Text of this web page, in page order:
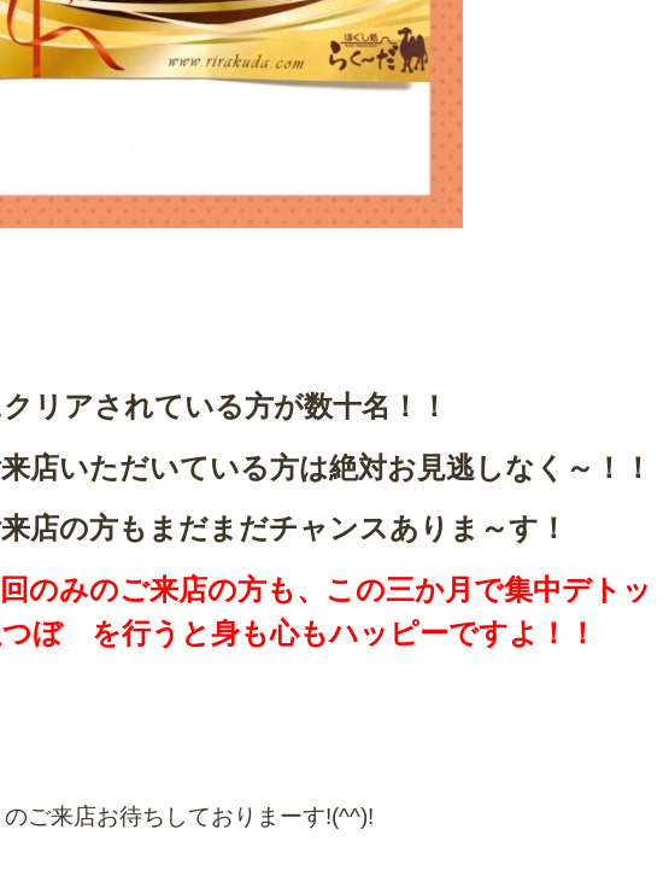
リアされている方が数十名！！
店いただいている方は絶対お見逃しなく～！！
店の方もまだまだチャンスありま～す！
回のみのご来店の方も、この三か月で集中デトッ
ぼ を行うと身も心もハッピーですよ！！
ご来店お待ちしておりまーす!(^^)!